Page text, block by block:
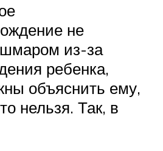
не
из-за
ребенка,
объяснить ему,
нельзя. Так, в